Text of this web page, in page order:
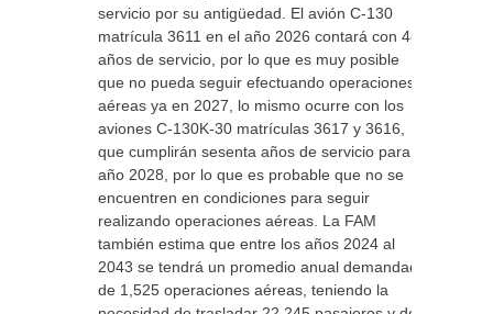
servicio por su antigüedad. El avión C-130
matrícula 3611 en el año 2026 contará con 48
años de servicio, por lo que es muy posible
que no pueda seguir efectuando operaciones
aéreas ya en 2027, lo mismo ocurre con los
aviones C-130K-30 matrículas 3617 y 3616,
que cumplirán sesenta años de servicio para el
año 2028, por lo que es probable que no se
encuentren en condiciones para seguir
realizando operaciones aéreas. La FAM
también estima que entre los años 2024 al
2043 se tendrá un promedio anual demandado
de 1,525 operaciones aéreas, teniendo la